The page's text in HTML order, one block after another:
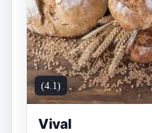
(4.1)
Vival